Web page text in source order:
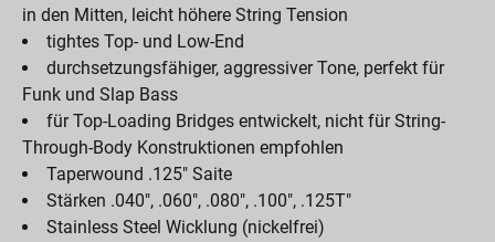
in den Mitten, leicht höhere String Tension
tightes Top- und Low-End
durchsetzungsfähiger, aggressiver Tone, perfekt für
Funk und Slap Bass
für Top-Loading Bridges entwickelt, nicht für String-
Through-Body Konstruktionen empfohlen
Taperwound .125" Saite
Stärken .040", .060", .080", .100", .125T"
Stainless Steel Wicklung (nickelfrei)